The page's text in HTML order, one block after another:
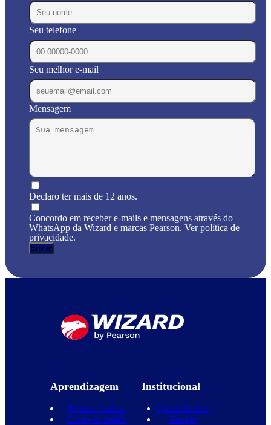
Seu telefone
Seu melhor e-mail
Mensagem
Declaro ter mais de 12 anos.
Concordo em receber e-mails e mensagens através do
WhatsApp da Wizard e marcas Pearson. Ver política de
privacidade.
Aprendizagem
Nossos Cursos
Curso de Inglês
Institucional
Quem Somos
Equipe